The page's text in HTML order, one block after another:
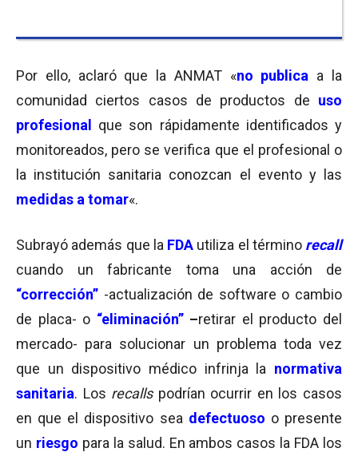
Por ello, aclaró que la ANMAT «no publica a la
comunidad ciertos casos de productos de uso
profesional
que son rápidamente identificados y
monitoreados, pero se verifica que el profesional o
la institución sanitaria conozcan el evento y las
medidas a tomar«.
Subrayó además que la FDA utiliza el término recall
cuando un fabricante toma una acción de
“corrección” -actualización de software o cambio
de placa- o “eliminación”–retirar el producto del
mercado- para solucionar un problema toda vez
que un dispositivo médico infrinja la normativa
sanitaria. Los recallspodrían ocurrir en los casos
en que el dispositivo sea defectuoso o presente
un riesgo para la salud. En ambos casos la FDA los